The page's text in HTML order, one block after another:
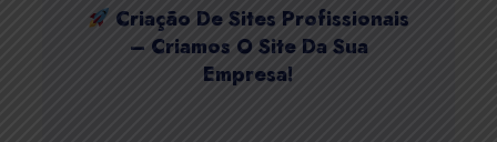
Criação De Sites Profissionais
– Criamos O Site Da Sua
Empresa!